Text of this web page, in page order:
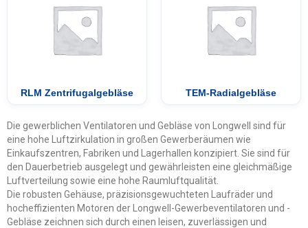
RLM Zentrifugalgebläse TEM-Radialgebläse
Die gewerblichen Ventilatoren und Gebläse von Longwell sind für
eine hohe Luftzirkulation in großen Gewerberäumen wie
Einkaufszentren, Fabriken und Lagerhallen konzipiert. Sie sind für
den Dauerbetrieb ausgelegt und gewährleisten eine gleichmäßige
Luftverteilung sowie eine hohe Raumluftqualität.
Die robusten Gehäuse, präzisionsgewuchteten Laufräder und
hocheffizienten Motoren der Longwell-Gewerbeventilatoren und -
Gebläse zeichnen sich durch einen leisen, zuverlässigen und